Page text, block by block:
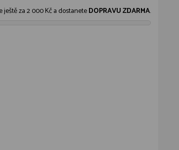
ještě za2 000 Kča dostaneteDOPRAVU ZDARMA.